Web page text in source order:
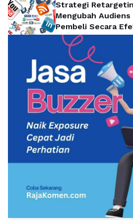
Strategi
Mengubah
Pembeli Secara